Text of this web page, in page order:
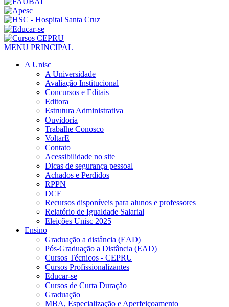
MENU PRINCIPAL
A Unisc
A Universidade
Avaliação Institucional
Concursos e Editais
Editora
Estrutura Administrativa
Ouvidoria
Trabalhe Conosco
VoltarE
Contato
Acessibilidade no site
Dicas de segurança pessoal
Achados e Perdidos
RPPN
DCE
Recursos disponíveis para alunos e professores
Relatório de Igualdade Salarial
Eleições Unisc 2025
Ensino
Graduação a distância (EAD)
Pós-Graduação a Distância (EAD)
Cursos Técnicos - CEPRU
Cursos Profissionalizantes
Educar-se
Cursos de Curta Duração
Graduação
MBA, Especialização e Aperfeiçoamento